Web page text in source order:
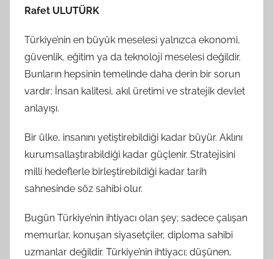
a
r
ı
n
d
Rafet ULUTÜRK
Türkiye’nin en büyük meselesi yalnızca ekonomi,
güvenlik, eğitim ya da teknoloji meselesi değildir.
Bunların hepsinin temelinde daha derin bir sorun
vardır: İnsan kalitesi, akıl üretimi ve stratejik devlet
anlayışı.
Bir ülke, insanını yetiştirebildiği kadar büyür. Aklını
kurumsallaştırabildiği kadar güçlenir. Stratejisini
milli hedeflerle birleştirebildiği kadar tarih
sahnesinde söz sahibi olur.
Bugün Türkiye’nin ihtiyacı olan şey; sadece çalışan
memurlar, konuşan siyasetçiler, diploma sahibi
uzmanlar değildir. Türkiye’nin ihtiyacı; düşünen,